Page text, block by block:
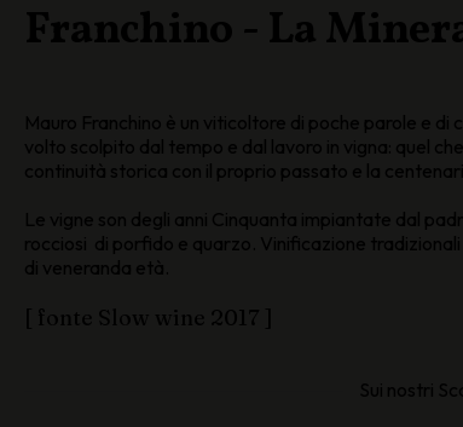
Franchino - La
Mauro Franchino è un viticoltore di poche parole e di
volto scolpito dal tempo e dal lavoro in vigna: quel
continuità storica con il proprio passato e la
Le vigne son degli anni Cinquanta impiantate dal
rocciosi di porfido e quarzo. Vinificazione
di veneranda età.
[ fonte Slow wine 2017 ]
Sui nostri